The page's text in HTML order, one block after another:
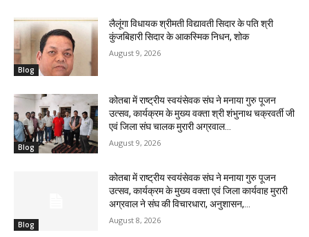
Blog
लैलूंगा विधायक श्रीमती विद्यावती सिदार के पति श्री
कुंजबिहारी सिदार के आकस्मिक निधन, शोक
August 9, 2026
Blog
कोतबा में राष्ट्रीय स्वयंसेवक संघ ने मनाया गुरु पूजन
उत्सव, कार्यक्रम के मुख्य वक्ता श्री शंभुनाथ चक्रवर्ती जी
एवं जिला संघ चालक मुरारी अग्रवाल...
August 9, 2026
Blog
कोतबा में राष्ट्रीय स्वयंसेवक संघ ने मनाया गुरु पूजन
उत्सव, कार्यक्रम के मुख्य वक्ता एवं जिला कार्यवाह मुरारी
अग्रवाल ने संघ की विचारधारा, अनुशासन,...
August 8, 2026